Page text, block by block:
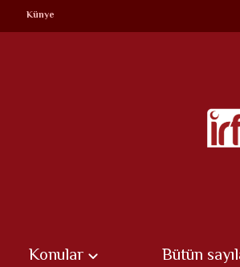
Künye
Konular Bütün